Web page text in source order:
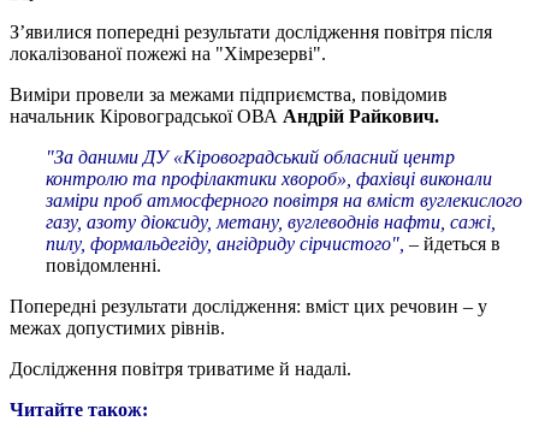
З’явилися попередні результати дослідження повітря після
локалізованої пожежі на "Хімрезерві".
Виміри провели за межами підприємства, повідомив
начальник Кіровоградської ОВА Андрій Райкович.
"За даними ДУ «Кіровоградський обласний центр
контролю та профілактики хвороб», фахівці виконали
заміри проб атмосферного повітря на вміст вуглекислого
газу, азоту діоксиду, метану, вуглеводнів нафти, сажі,
пилу, формальдегіду, ангідриду сірчистого", – йдеться в
повідомленні.
Попередні результати дослідження: вміст цих речовин – у
межах допустимих рівнів.
Дослідження повітря триватиме й надалі.
Читайте також: